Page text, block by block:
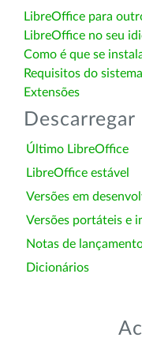
LibreOffice para
LibreOffice no seu
Como é que se
Requisitos do sistema
Extensões
Descarregar
Último LibreOffice
LibreOffice estável
Versões em
Versões portáteis e
Notas de
Dicionários